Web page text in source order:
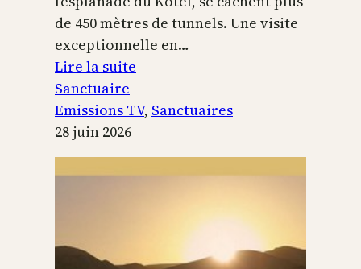
de 450 mètres de tunnels. Une visite
exceptionnelle en…
Lire la suite
Temple
Jérusalem
Sanctuaire
Emissions TV, Sanctuaires
28 juin 2026